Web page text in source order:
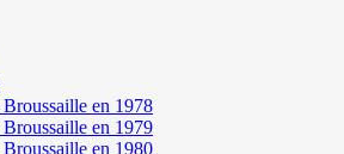
en 1978
en 1979
en 1980